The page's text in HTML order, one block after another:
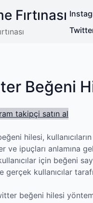
Fırtınası
Beğeni
hilesi,
ve ipuçları anlamına
için beğeni
gerçek kullanıcılar
beğeni hilesi